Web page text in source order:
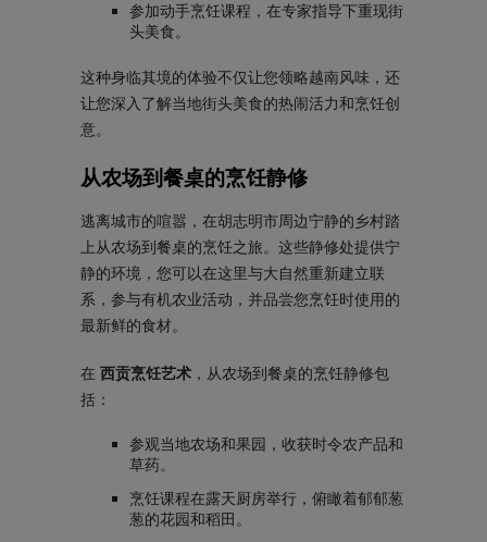
参加动手烹饪课程，在专家指导下重现街
头美食。
这种身临其境的体验不仅让您领略越南风味，还
让您深入了解当地街头美食的热闹活力和烹饪创
意。
从农场到餐桌的烹饪静修
逃离城市的喧嚣，在胡志明市周边宁静的乡村踏
上从农场到餐桌的烹饪之旅。这些静修处提供宁
静的环境，您可以在这里与大自然重新建立联
系，参与有机农业活动，并品尝您烹饪时使用的
最新鲜的食材。
在 西贡烹饪艺术 ，从农场到餐桌的烹饪静修包
括：
参观当地农场和果园，收获时令农产品和
草药。
烹饪课程在露天厨房举行，俯瞰着郁郁葱
葱的花园和稻田。